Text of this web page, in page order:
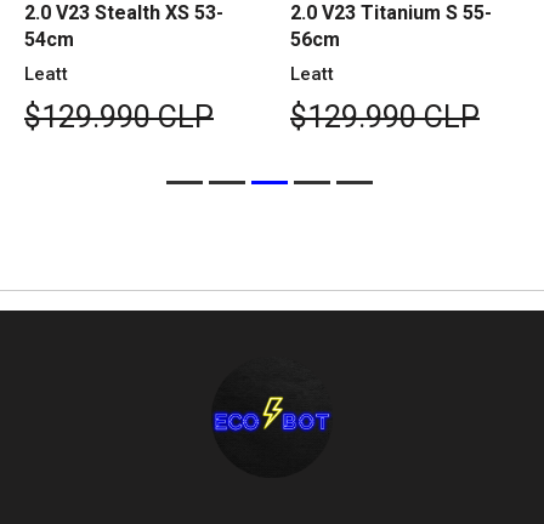
2.0 V23 Stealth XS 53-
54cm
Leatt
$129.990 CLP
2.0 V23 Titanium S 55-
56cm
Leatt
$129.990 CLP